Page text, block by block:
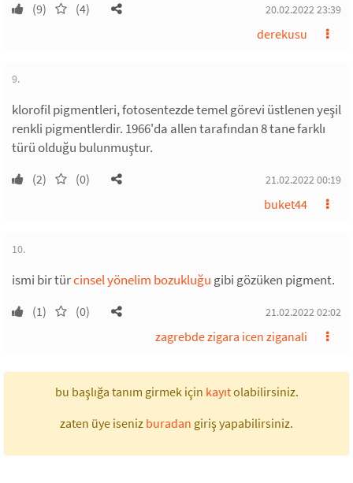
(9) (4) 20.02.2022 23:39
derekusu
9.
klorofil pigmentleri, fotosentezde temel görevi üstlenen yeşil
renkli pigmentlerdir. 1966'da allen tarafından 8 tane farklı
türü olduğu bulunmuştur.
(2) (0) 21.02.2022 00:19
buket44
10.
ismi bir türcinsel yönelim bozukluğu gibi gözüken pigment.
(1) (0) 21.02.2022 02:02
zagrebde zigara icen ziganali
bu başlığa tanım girmek için kayıtolabilirsiniz.
zaten üye iseniz buradan giriş yapabilirsiniz.